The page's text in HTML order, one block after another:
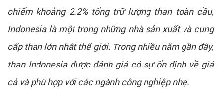
chiếm khoảng 2.2% tổng trữ lượng than toàn cầu,
Indonesia là một trong những nhà sản xuất và cung
cấp than lớn nhất thế giới. Trong nhiều năm gần đây,
than Indonesia được đánh giá có sự ổn định về giá
cả và phù hợp với các ngành công nghiệp nhẹ.